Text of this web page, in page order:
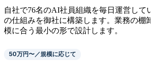
自社で76名のAI社員組織を毎日運営して
の仕組みを御社に構築します。業務の棚
模に合う最小の形で設計します。
50万円〜／規模に応じて